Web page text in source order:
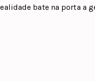
bate na porta a